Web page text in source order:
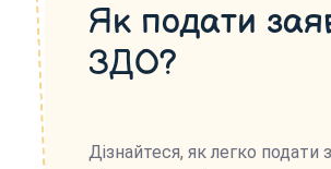
Як подати
ЗДО?
Дізнайтеся, як легко подати